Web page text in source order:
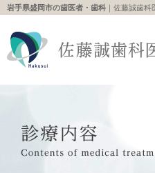
岩手県盛岡市の歯医者・歯科 ｜佐藤誠歯